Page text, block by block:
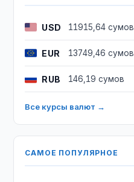
USD 11915,64 сумов
EUR 13749,46 сумов
RUB 146,19 сумов
Все курсы валют →
САМОЕ ПОПУЛЯРНОЕ